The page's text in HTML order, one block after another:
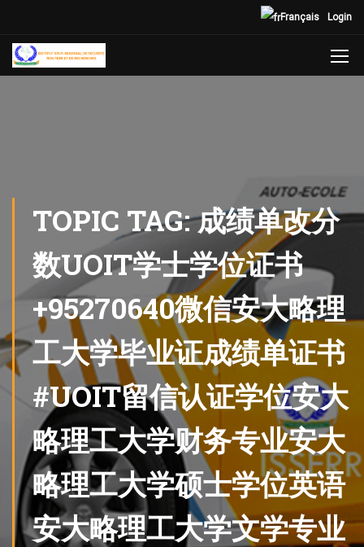
Login
Français
TOPIC TAG: 成绩单改分
数UOIT学士学位证书
+95270640微信安大略理
工大学毕业证成绩单证书
#UOIT留信认证学位安大
略理工大学财务专业安大
略理工大学硕士学位英语
安大略理工大学文学专业